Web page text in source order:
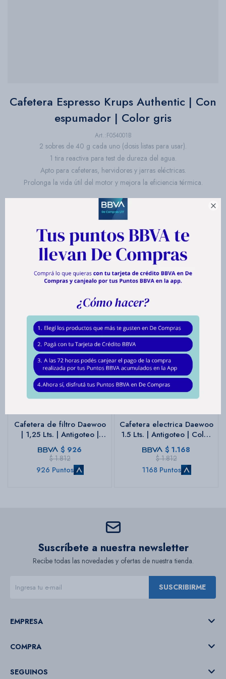

Cafetera Espresso Krups Authentic | Con
espumador | Color gris
F054001B
2 sobres de 40 g cada uno (dosis listas para usar).
1 tira reactiva para test de dureza del agua.
Apto para cafeteras, hervidores y jarras eléctricas.
Prolonga la vida útil del motor y mejora la eficiencia térmica.
Productos que te pueden interesar
Cafetera de filtro Daewoo
| 1,25 Lts. | Antigoteo |
Colo negro
$ 926
$ 1.812
926 Puntos
Cafetera electrica Daewoo
1.5 Lts. | Antigoteo | Color
negro
$ 1.168
$ 1.812
1168 Puntos
Suscríbete a nuestra newsletter
Recibe todas las novedades y ofertas de nuestra tienda.
SUSCRIBIRME
EMPRESA
COMPRA
SEGUINOS